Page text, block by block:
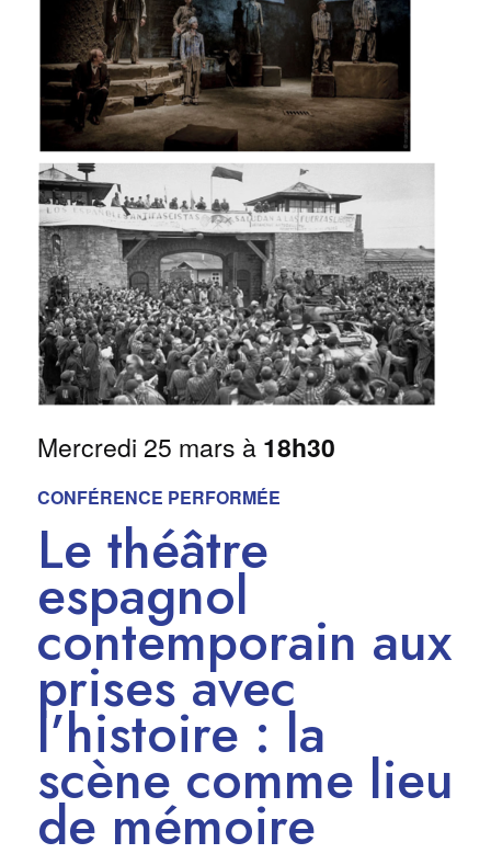
Mercredi 25 mars à 18h30
CONFÉRENCE PERFORMÉE
Le théâtre
espagnol
contemporain aux
prises avec
l’histoire : la
scène comme lieu
de mémoire